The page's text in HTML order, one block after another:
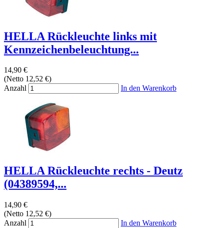
HELLA Rückleuchte links mit
Kennzeichenbeleuchtung...
14,90 €
(Netto 12,52 €)
Anzahl
In den Warenkorb
HELLA Rückleuchte rechts - Deutz
(04389594,...
14,90 €
(Netto 12,52 €)
Anzahl
In den Warenkorb